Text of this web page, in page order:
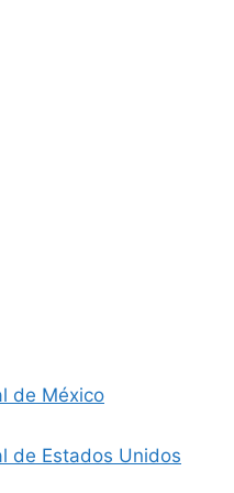
de México
de Estados Unidos